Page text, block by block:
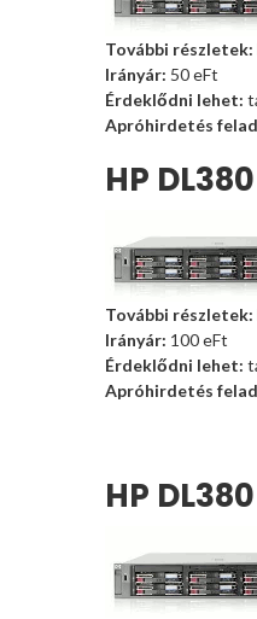
További részletek:
Irányár: 50eFt
Érdeklődni lehet:
Apróhirdetés
HP
További részletek:
Irányár: 100eFt
Érdeklődni lehet:
Apróhirdetés
HP